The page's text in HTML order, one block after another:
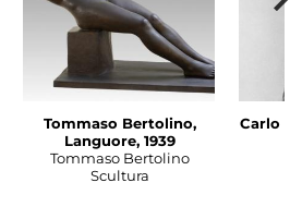
Tommaso Bertolino,
Languore, 1939
Tommaso Bertolino
Scultura
Carlo